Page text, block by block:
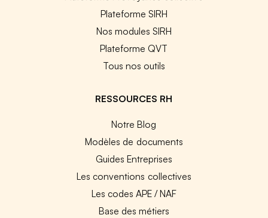
Plateforme SIRH
Nos modules SIRH
Plateforme QVT
Tous nos outils
RESSOURCES RH
Notre Blog
Modèles de documents
Guides Entreprises
Les conventions collectives
Les codes APE / NAF
Base des métiers